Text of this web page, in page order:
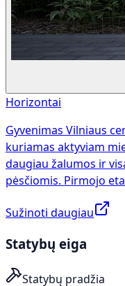
Horizontai
Gyvenimas Vilniaus
kuriamas aktyviam
daugiau žalumos ir
pėsčiomis. Pirmojo
Sužinoti daugiau
Statybų eiga
Statybų pradžia